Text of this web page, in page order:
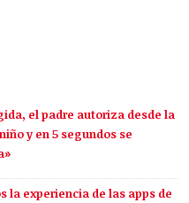
el padre autoriza desde la
y en 5 segundos se
la experiencia de las apps de